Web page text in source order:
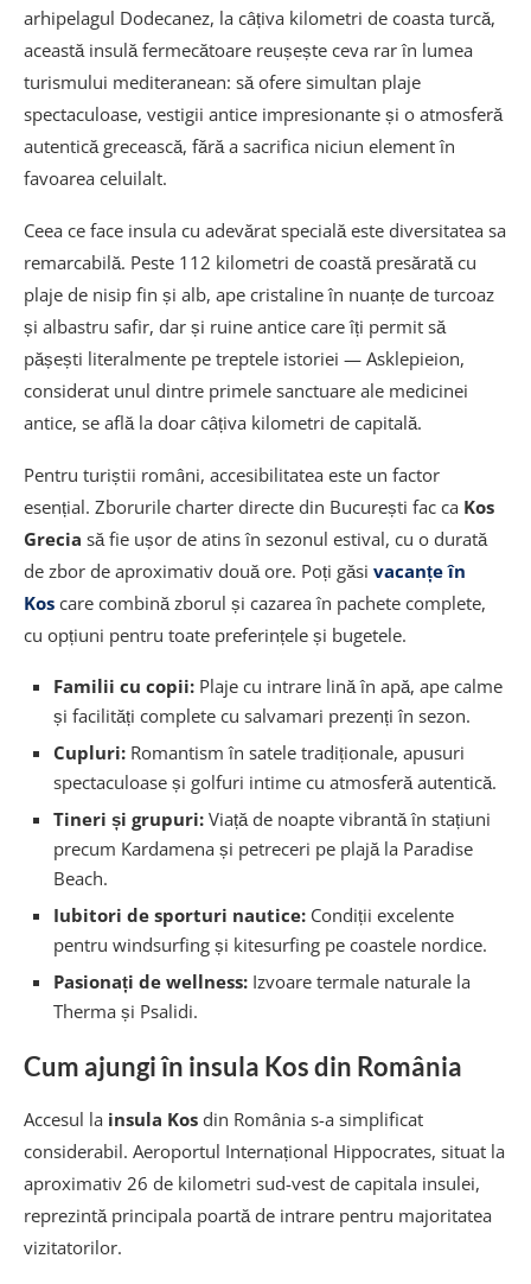
Alte plaje de explorat în insula Kos
Cum alegi plaja potrivită în funcție de
preferințe
Când să vizitezi plajele din Kos – cea mai bună
perioadă
Activități și sporturi nautice pe plajele din Kos
Facilități și servicii pe plajele din Kos
Unde să te cazezi pentru acces facil la plaje
Sfaturi practice pentru vizitarea plajelor din Kos
Întrebări frecvente despre plajele din Kos
arhipelagul Dodecanez, la câțiva kilometri de coasta turcă,
această insulă fermecătoare reușește ceva rar în lumea
turismului mediteranean: să ofere simultan plaje
spectaculoase, vestigii antice impresionante și o atmosferă
autentică grecească, fără a sacrifica niciun element în
favoarea celuilalt.
Ceea ce face insula cu adevărat specială este diversitatea sa
remarcabilă. Peste 112 kilometri de coastă presărată cu
plaje de nisip fin și alb, ape cristaline în nuanțe de turcoaz
și albastru safir, dar și ruine antice care îți permit să
pășești literalmente pe treptele istoriei — Asklepieion,
considerat unul dintre primele sanctuare ale medicinei
antice, se află la doar câțiva kilometri de capitală.
Pentru turiștii români, accesibilitatea este un factor
esențial. Zborurile charter directe din București fac ca Kos
Grecia să fie ușor de atins în sezonul estival, cu o durată
de zbor de aproximativ două ore. Poți găsi vacanțe în
Kos care combină zborul și cazarea în pachete complete,
cu opțiuni pentru toate preferințele și bugetele.
Familii cu copii: Plaje cu intrare lină în apă, ape calme
și facilități complete cu salvamari prezenți în sezon.
Cupluri: Romantism în satele tradiționale, apusuri
spectaculoase și golfuri intime cu atmosferă autentică.
Tineri și grupuri: Viață de noapte vibrantă în stațiuni
precum Kardamena și petreceri pe plajă la Paradise
Beach.
Iubitori de sporturi nautice: Condiții excelente
pentru windsurfing și kitesurfing pe coastele nordice.
Pasionați de wellness: Izvoare termale naturale la
Therma și Psalidi.
Cum ajungi în insula Kos din România
Accesul la insula Kos din România s-a simplificat
considerabil. Aeroportul Internațional Hippocrates, situat la
aproximativ 26 de kilometri sud-vest de capitala insulei,
reprezintă principala poartă de intrare pentru majoritatea
vizitatorilor.